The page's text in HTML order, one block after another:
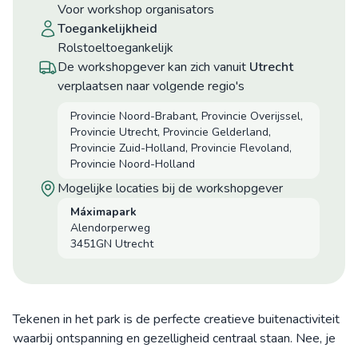
Voor workshop organisators
toegankelijkheid
Rolstoeltoegankelijk
De workshopgever kan zich vanuit Utrecht
verplaatsen naar volgende regio's
Provincie Noord-Brabant, Provincie Overijssel,
Provincie Utrecht, Provincie Gelderland,
Provincie Zuid-Holland, Provincie Flevoland,
Provincie Noord-Holland
mogelijke locaties bij de workshopgever
Máximapark
Alendorperweg
3451GN Utrecht
Tekenen in het park is de perfecte creatieve buitenactiviteit
waarbij ontspanning en gezelligheid centraal staan. Nee, je